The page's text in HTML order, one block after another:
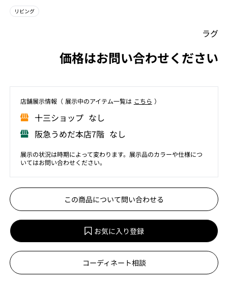
リビング
ラグ
価格はお問い合わせください
店舗展⽰情報（ 展⽰中のアイテム⼀覧は こちら ）
⼗三ショップ なし
阪急うめだ本店7階 なし
展示の状況は時期によって変わります。展示品のカラーや仕様につ
いてはお問い合わせください。
この商品について問い合わせる
お気に入り登録
コーディネート相談